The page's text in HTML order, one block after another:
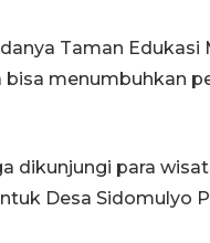
Taman Edukasi
bisa menumbuhkan
dikunjungi para
Desa Sidomulyo